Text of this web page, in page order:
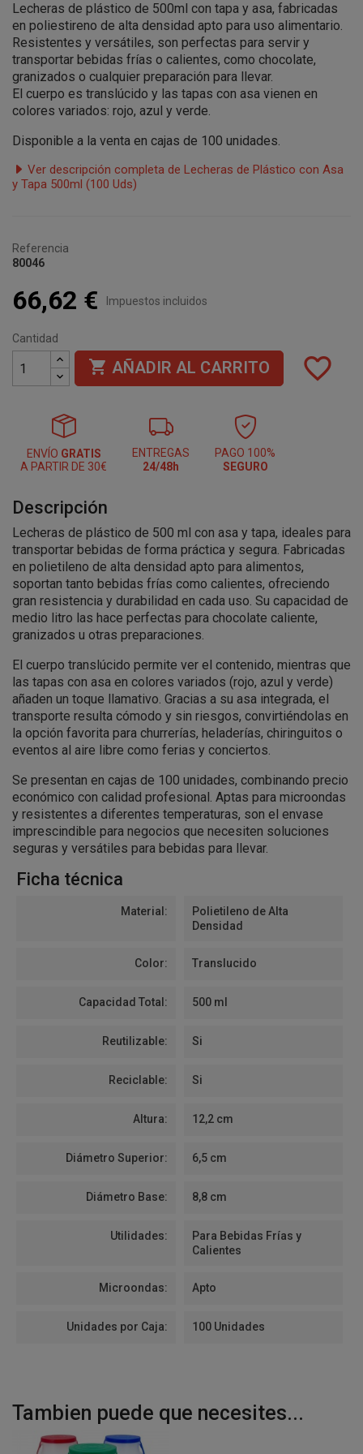
Lecheras de plástico de 500ml con tapa y asa, fabricadas
en poliestireno de alta densidad apto para uso alimentario.
Resistentes y versátiles, son perfectas para servir y
transportar bebidas frías o calientes, como chocolate,
granizados o cualquier preparación para llevar.
El cuerpo es translúcido y las tapas con asa vienen en
colores variados: rojo, azul y verde.
Disponible a la venta en cajas de 100 unidades.
Ver descripción completa de Lecheras de Plástico con Asa
y Tapa 500ml (100 Uds)
Referencia
80046
66,62 € Impuestos incluidos
Cantidad
 AÑADIR AL CARRITO favorite_border
ENVÍO GRATIS
A PARTIR DE 30€
ENTREGAS
24/48h
PAGO 100%
SEGURO
Descripción
Lecheras de plástico de 500 ml con asa y tapa, ideales para
transportar bebidas de forma práctica y segura. Fabricadas
en polietileno de alta densidad apto para alimentos,
soportan tanto bebidas frías como calientes, ofreciendo
gran resistencia y durabilidad en cada uso. Su capacidad de
medio litro las hace perfectas para chocolate caliente,
granizados u otras preparaciones.
El cuerpo translúcido permite ver el contenido, mientras que
las tapas con asa en colores variados (rojo, azul y verde)
añaden un toque llamativo. Gracias a su asa integrada, el
transporte resulta cómodo y sin riesgos, convirtiéndolas en
la opción favorita para churrerías, heladerías, chiringuitos o
eventos al aire libre como ferias y conciertos.
Se presentan en cajas de 100 unidades, combinando precio
económico con calidad profesional. Aptas para microondas
y resistentes a diferentes temperaturas, son el envase
imprescindible para negocios que necesiten soluciones
seguras y versátiles para bebidas para llevar.
Ficha técnica
Material:
Polietileno de Alta
Densidad
Color: Translucido
Capacidad Total: 500 ml
Reutilizable: Si
Reciclable: Si
Altura: 12,2 cm
Diámetro Superior: 6,5 cm
Diámetro Base: 8,8 cm
Utilidades:
Para Bebidas Frías y
Calientes
Microondas: Apto
Unidades por Caja: 100 Unidades
Tambien puede que necesites...